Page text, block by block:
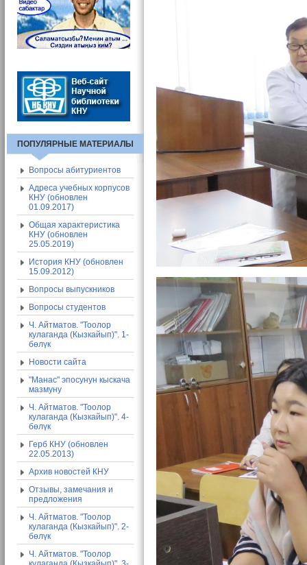
ПОПУЛЯРНЫЕ МАТЕРИАЛЫ
Вопросы абитуриентов
Адреса учебных корпусов
КНУ (обновлен
01.09.2017)
Общая характеристика
КНУ (обновлен
25.05.2019)
История КНУ (обновлен
15.09.2012)
Вопросы выпускников
Вопросы студентов
Ч. Айтматов. "Тоолор
кулаганда (Кызкайып)". 1-
бөлүк
Новости сайта
"Манас" эпосунун кыскача
мазмуну
Ч. Айтматов. "Тоолор
кулаганда (Кызкайып)". 4-
бөлүк
Герб КНУ (обновлен
22.05.2013)
Архив новостей КНУ
Отзывы, замечания и
предложения
Ч. Айтматов. "Тоолор
кулаганда (Кызкайып)". 2-
бөлүк
Ч. Айтматов. "Тоолор